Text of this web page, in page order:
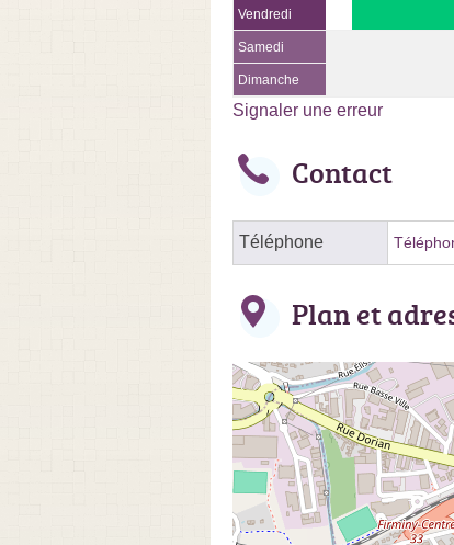
Vendredi
Samedi
Dimanche
Signaler une erreur
Contact
Téléphone
Plan et